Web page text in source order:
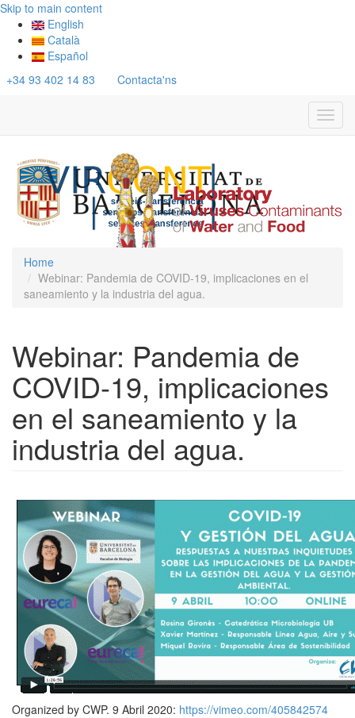
Skip to main content
English
Català
Español
+34 93 402 14 83
Contacta'ns
Home
Webinar: Pandemia de COVID-19, implicaciones en el
saneamiento y la industria del agua.
Webinar: Pandemia de
COVID-19, implicaciones
en el saneamiento y la
industria del agua.
Organized by CWP. 9 Abril 2020: https://vimeo.com/405842574